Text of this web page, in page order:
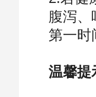
腹泻、
第一时
温馨提